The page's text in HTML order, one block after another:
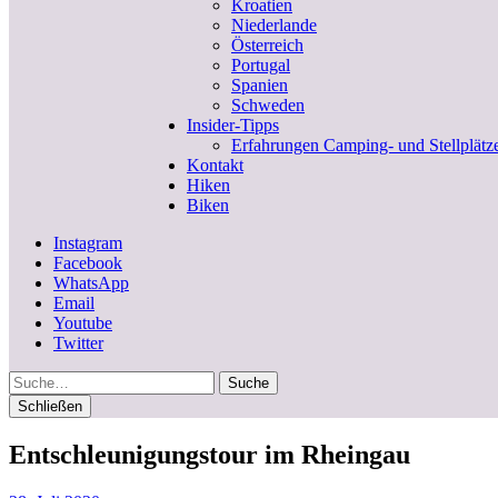
Kroatien
Niederlande
Österreich
Portugal
Spanien
Schweden
Insider-Tipps
Erfahrungen Camping- und
Kontakt
Hiken
Biken
Instagram
Facebook
WhatsApp
Email
Youtube
Twitter
Suche
Schließen
Entschleunigungstour im Rheingau